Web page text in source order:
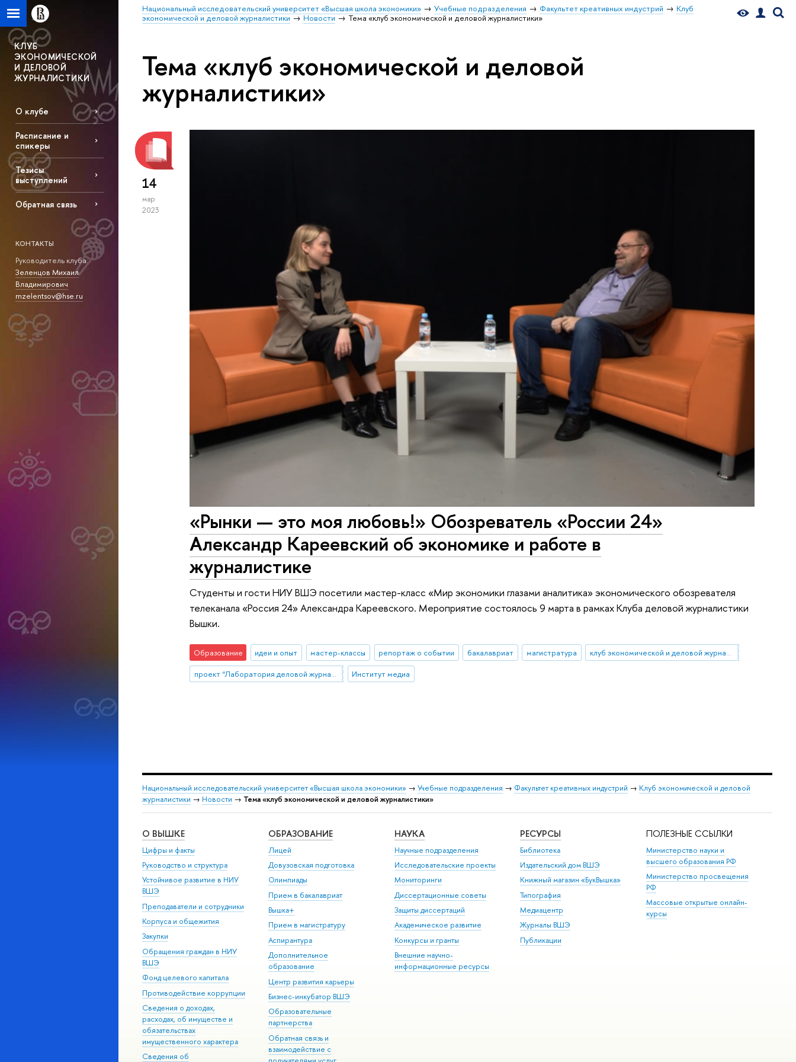
Национальный исследовательский университет «Высшая школа экономики» Учебные подразделения Факультет креативных индустрий
Клуб
экономической и деловой журналистики
Новости Тема «клуб экономической и деловой журналистики»
КЛУБ
ЭКОНОМИЧЕСКОЙ
И ДЕЛОВОЙ
ЖУРНАЛИСТИКИ
О клубе
Расписание и
спикеры
Тезисы
выступлений
Обратная связь
КОНТАКТЫ
Руководитель клуба:
Зеленцов Михаил
Владимирович
mzelentsov@hse.ru
Тема «клуб экономической и деловой
журналистики»
14
мар
2023
«Рынки — это моя любовь!» Обозреватель «России 24»
Александр Кареевский об экономике и работе в
журналистике
Студенты и гости НИУ ВШЭ посетили мастер-класс «Мир экономики глазами аналитика» экономического обозревателя
телеканала «Россия 24» Александра Кареевского. Мероприятие состоялось 9 марта в рамках Клуба деловой журналистики
Вышки.
Образование идеи и опыт мастер-классы репортаж о событии бакалавриат магистратура
клуб экономической и деловой журналистики
проект “Лаборатория деловой журналистики”
Институт медиа
Национальный исследовательский университет «Высшая школа экономики» → Учебные подразделения → Факультет креативных индустрий → Клуб экономической и деловой
журналистики → Новости → Тема «клуб экономической и деловой журналистики»
О ВЫШКЕ
Цифры и факты
Руководство и структура
Устойчивое развитие в НИУ
ВШЭ
Преподаватели и сотрудники
Корпуса и общежития
Закупки
Обращения граждан в НИУ
ВШЭ
Фонд целевого капитала
Противодействие коррупции
Сведения о доходах,
расходах, об имуществе и
обязательствах
имущественного характера
Сведения об
ОБРАЗОВАНИЕ
Лицей
Довузовская подготовка
Олимпиады
Прием в бакалавриат
Вышка+
Прием в магистратуру
Аспирантура
Дополнительное
образование
Центр развития карьеры
Бизнес-инкубатор ВШЭ
Образовательные
партнерства
Обратная связь и
взаимодействие с
НАУКА
Научные подразделения
Исследовательские проекты
Мониторинги
Диссертационные советы
Защиты диссертаций
Академическое развитие
Конкурсы и гранты
Внешние научно-
информационные ресурсы
РЕСУРСЫ
Библиотека
Издательский дом ВШЭ
Книжный магазин «БукВышка»
Типография
Медиацентр
Журналы ВШЭ
Публикации
ПОЛЕЗНЫЕ ССЫЛКИ
Министерство науки и
высшего образования РФ
Министерство просвещения
РФ
Массовые открытые онлайн-
курсы